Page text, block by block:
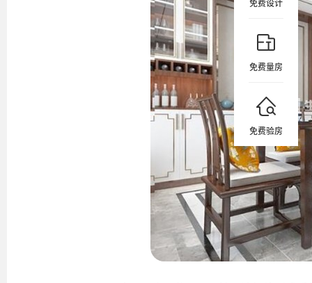
免费设计
免费量房
免费验房